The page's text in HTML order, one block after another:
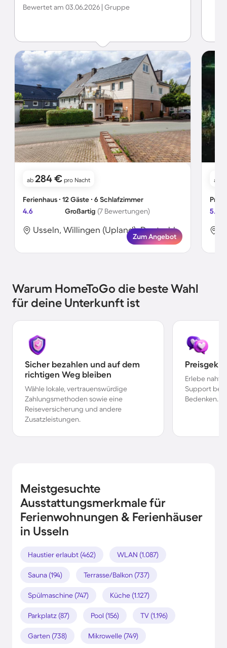
Familienwochenende die Unterkunft jeder Zeit wieder
Bewertet am 03.06.2026 | Gruppe
ab 284 € pro Nacht
Ferienhaus ∙ 12 Gäste ∙ 6 Schlafzimmer
4.6
Großartig (7 Bewertungen)
Usseln, Willingen (Upland), Deutschland
Zum Angebot
ab
5.0
Warum HomeToGo die beste Wahl
für deine Unterkunft ist
Sicher bezahlen und auf dem
richtigen Weg bleiben
Wähle lokale, vertrauenswürdige
Zahlungsmethoden sowie eine
Reiseversicherung und andere
Zusatzleistungen.
Erlebe
Support bei
Bedenken.
Meistgesuchte
Ausstattungsmerkmale für
Ferienwohnungen & Ferienhäuser
in Usseln
Haustier erlaubt (462) WLAN (1.087)
Sauna (194) Terrasse/Balkon (737)
Spülmaschine (747) Küche (1.127)
Parkplatz (87) Pool (156) TV (1.196)
Garten (738) Mikrowelle (749)